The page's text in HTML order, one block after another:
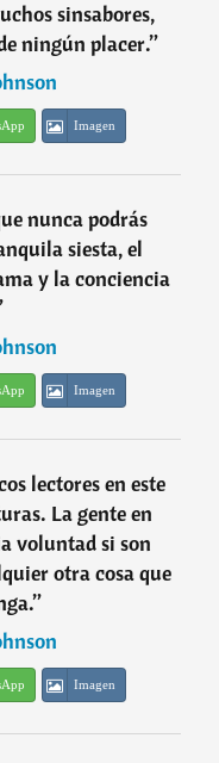
sinsabores,
ningún placer.”
Imagen
nunca podrás
siesta, el
y la conciencia
Imagen
lectores en este
La gente en
voluntad si son
otra cosa que
”
Imagen